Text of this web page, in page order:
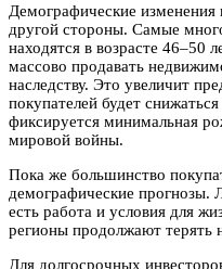
Демографические
другой стороны. Самые
находятся в возрасте 46–50
массово продавать
наследству. Это увеличит
покупателей будет
фиксируется минимальная
мировой войны.
Пока же большинство
демографические прогнозы.
есть работа и условия для
регионы продолжают терять
Для долгосрочных